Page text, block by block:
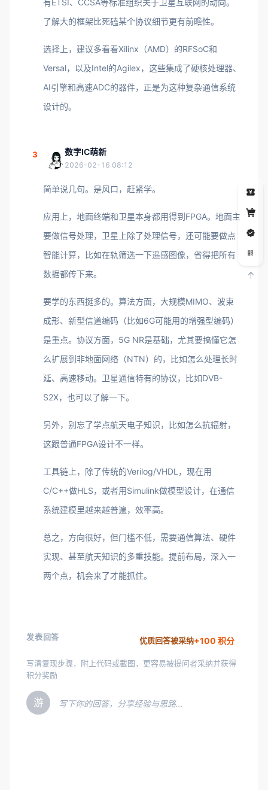
有ETSI、CCSA等标准组织关于卫星互联网的动向。
了解大的框架比死磕某个协议细节更有前瞻性。
选择上，建议多看看Xilinx（AMD）的RFSoC和
Versal，以及Intel的Agilex，这些集成了硬核处理器、
AI引擎和高速ADC的器件，正是为这种复杂通信系统
设计的。
3 数字IC萌新
2026-02-16 08:12
简单说几句。是风口，赶紧学。
应用上，地面终端和卫星本身都用得到FPGA。地面主
要做信号处理，卫星上除了处理信号，还可能要做点
智能计算，比如在轨筛选一下遥感图像，省得把所有
数据都传下来。
要学的东西挺多的。算法方面，大规模MIMO、波束
成形、新型信道编码（比如6G可能用的增强型编码）
是重点。协议方面，5G NR是基础，尤其要搞懂它怎
么扩展到非地面网络（NTN）的，比如怎么处理长时
延、高速移动。卫星通信特有的协议，比如DVB-
S2X，也可以了解一下。
另外，别忘了学点航天电子知识，比如怎么抗辐射，
这跟普通FPGA设计不一样。
工具链上，除了传统的Verilog/VHDL，现在用
C/C++做HLS，或者用Simulink做模型设计，在通信
系统建模里越来越普遍，效率高。
总之，方向很好，但门槛不低，需要通信算法、硬件
实现、甚至航天知识的多重技能。提前布局，深入一
两个点，机会来了才能抓住。
发表回答 优质回答被采纳+100 积分
写清复现步骤，附上代码或截图，更容易被提问者采纳并获得
积分奖励
游 写下你的回答，分享经验与思路…